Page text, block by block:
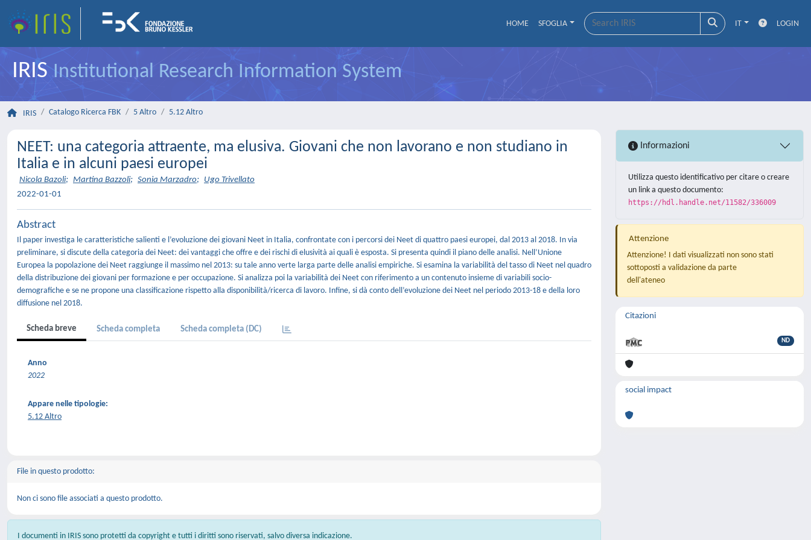
HOME SFOGLIA IT LOGIN
IRISInstitutional Research Information System
IRIS Catalogo Ricerca FBK 5 Altro 5.12 Altro
NEET: una categoria attraente, ma elusiva. Giovani che non lavorano e non studiano in
Italia e in alcuni paesi europei
Nicola Bazoli; Martina Bazzoli; Sonia Marzadro; Ugo Trivellato
2022-01-01
Abstract
Il paper investiga le caratteristiche salienti e l’evoluzione dei giovani Neet in Italia, confrontate con i percorsi dei Neet di quattro paesi europei, dal 2013 al 2018. In via
preliminare, si discute della categoria dei Neet: dei vantaggi che offre e dei rischi di elusività ai quali è esposta. Si presenta quindi il piano delle analisi. Nell’Unione
Europea la popolazione dei Neet raggiunge il massimo nel 2013: su tale anno verte larga parte delle analisi empiriche. Si esamina la variabilità del tasso di Neet nel quadro
della distribuzione dei giovani per formazione e per occupazione. Si analizza poi la variabilità dei Neet con riferimento a un contenuto insieme di variabili socio-
demografiche e se ne propone una classificazione rispetto alla disponibilità/ricerca di lavoro. Infine, si dà conto dell’evoluzione dei Neet nel periodo 2013-18 e della loro
diffusione nel 2018.
Scheda breve Scheda completa Scheda completa (DC)
Anno
2022
Appare nelle tipologie:
5.12 Altro
File in questo prodotto:
Non ci sono file associati a questo prodotto.
I documenti in IRIS sono protetti da copyright e tutti i diritti sono riservati, salvo diversa indicazione.
Informazioni
Utilizza questo identificativo per citare o creare
un link a questo documento:
https://hdl.handle.net/11582/336009
Attenzione
Attenzione! I dati visualizzati non sono stati
sottoposti a validazione da parte
dell'ateneo
Citazioni
ND
social impact